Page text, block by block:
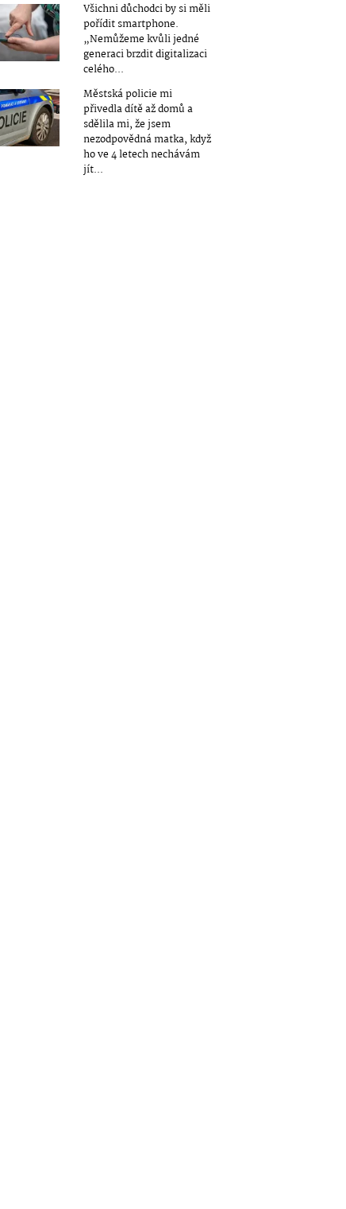
Všichni důchodci by si měli
pořídit smartphone.
„Nemůžeme kvůli jedné
generaci brzdit digitalizaci
celého...
Městská policie mi
přivedla dítě až domů a
sdělila mi, že jsem
nezodpovědná matka, když
ho ve 4 letech nechávám
jít...